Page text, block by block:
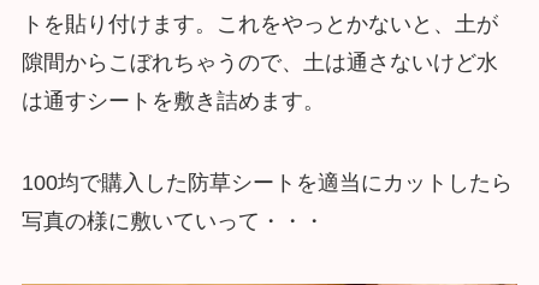
トを貼り付けます。これをやっとかないと、土が
隙間からこぼれちゃうので、土は通さないけど水
は通すシートを敷き詰めます。
100均で購入した防草シートを適当にカットしたら
写真の様に敷いていって・・・